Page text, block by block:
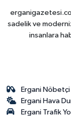
sadelik ve
insanlara
Ergani
Ergani Hava
Ergani Trafik